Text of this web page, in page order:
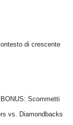
di crescente
Scommetti
vs. Diamondbacks